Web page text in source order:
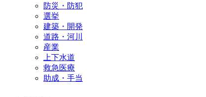
防災・防犯
選挙
建築・開発
道路・河川
産業
上下水道
救急医療
助成・手当